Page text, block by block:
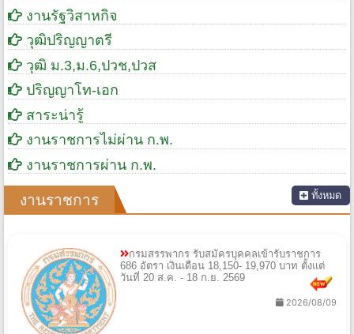
งานรัฐวิสาหกิจ
วุฒิปริญญาตรี
วุฒิ ม.3,ม.6,ปวช,ปวส
ปริญญาโท-เอก
สาระน่ารู้
งานราชการไม่ผ่าน ก.พ.
งานราชการผ่าน ก.พ.
งานราชการ ทั้งหมด
กรมสรรพากร รับสมัครบุคคลเข้ารับราชการ
686 อัตรา เงินเดือน 18,150- 19,970 บาท ตั้งแต่
วันที่ 20 ส.ค. - 18 ก.ย. 2569
2026/08/09